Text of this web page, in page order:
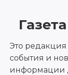
Это
события и
информации